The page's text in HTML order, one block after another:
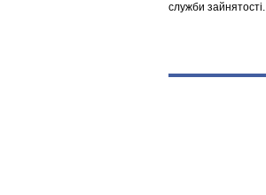
служби зайнятості.